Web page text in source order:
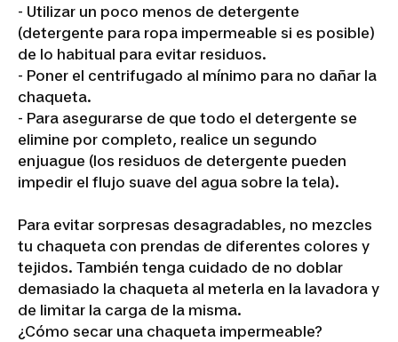
- Utilizar un poco menos de detergente
(detergente para ropa impermeable si es posible)
de lo habitual para evitar residuos.
- Poner el centrifugado al mínimo para no dañar la
chaqueta.
- Para asegurarse de que todo el detergente se
elimine por completo, realice un segundo
enjuague (los residuos de detergente pueden
impedir el flujo suave del agua sobre la tela).
Para evitar sorpresas desagradables, no mezcles
tu chaqueta con prendas de diferentes colores y
tejidos. También tenga cuidado de no doblar
demasiado la chaqueta al meterla en la lavadora y
de limitar la carga de la misma.
¿Cómo secar una chaqueta impermeable?